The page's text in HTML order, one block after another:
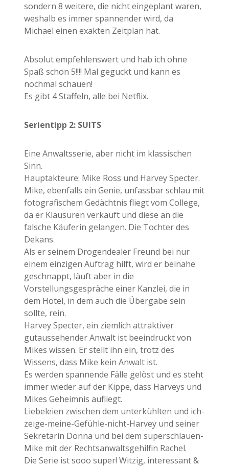
sondern 8 weitere, die nicht eingeplant waren,
weshalb es immer spannender wird, da
Michael einen exakten Zeitplan hat.
Absolut empfehlenswert und hab ich ohne
Spaß schon 5!!!! Mal geguckt und kann es
nochmal schauen!
Es gibt 4 Staffeln, alle bei Netflix.
Serientipp 2: SUITS
Eine Anwaltsserie, aber nicht im klassischen
Sinn.
Hauptakteure: Mike Ross und Harvey Specter.
Mike, ebenfalls ein Genie, unfassbar schlau mit
fotografischem Gedächtnis fliegt vom College,
da er Klausuren verkauft und diese an die
falsche Käuferin gelangen. Die Tochter des
Dekans.
Als er seinem Drogendealer Freund bei nur
einem einzigen Auftrag hilft, wird er beinahe
geschnappt, läuft aber in die
Vorstellungsgespräche einer Kanzlei, die in
dem Hotel, in dem auch die Übergabe sein
sollte, rein.
Harvey Specter, ein ziemlich attraktiver
gutaussehender Anwalt ist beeindruckt von
Mikes wissen. Er stellt ihn ein, trotz des
Wissens, dass Mike kein Anwalt ist.
Es werden spannende Fälle gelöst und es steht
immer wieder auf der Kippe, dass Harveys und
Mikes Geheimnis aufliegt.
Liebeleien zwischen dem unterkühlten und ich-
zeige-meine-Gefühle-nicht-Harvey und seiner
Sekretärin Donna und bei dem superschlauen-
Mike mit der Rechtsanwaltsgehilfin Rachel.
Die Serie ist sooo super! Witzig, interessant &